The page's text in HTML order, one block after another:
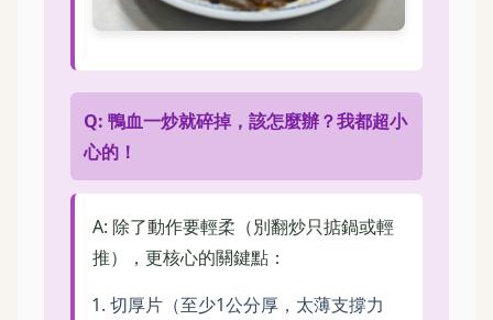
Q: 鴨血一炒就碎掉，該怎麼辦？我都超小
心的！
A: 除了動作要輕柔（別翻炒只掂鍋或輕
推），更核心的關鍵點：
切厚片（至少1公分厚，太薄支撐力